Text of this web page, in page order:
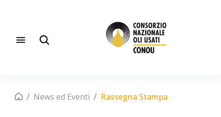
News ed Eventi Rassegna Stampa